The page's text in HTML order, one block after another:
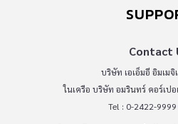
Contact
บริษัท เอเอ็มอี อิมเม
ในเครือ บริษัท อมรินทร์ คอร์เป
Tel : 0-2422-